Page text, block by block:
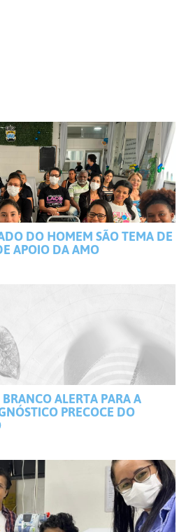
DO HOMEM SÃO TEMA DE
APOIO DA AMO
ALERTA PARA A
PRECOCE DO